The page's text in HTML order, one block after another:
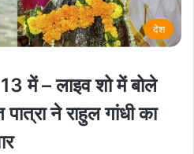
देश
में – लाइव शो में बोले
ने राहुल गांधी का